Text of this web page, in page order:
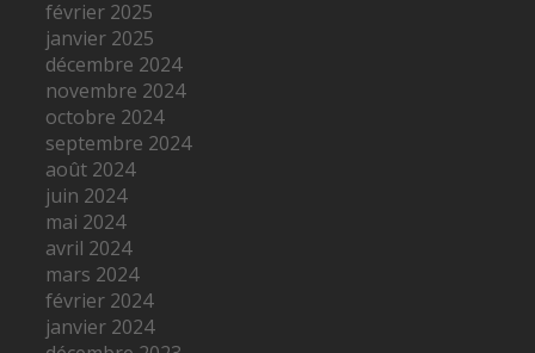
février 2025
janvier 2025
décembre 2024
novembre 2024
octobre 2024
septembre 2024
août 2024
juin 2024
mai 2024
avril 2024
mars 2024
février 2024
janvier 2024